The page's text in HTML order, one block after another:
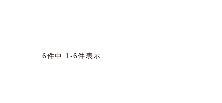
6件中 1 -6件表示